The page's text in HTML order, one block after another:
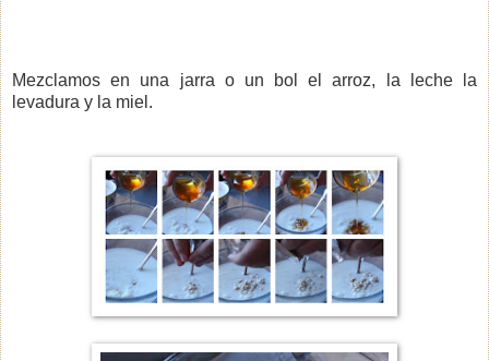
Mezclamos en una jarra o un bol el arroz, la leche la
levadura y la miel.